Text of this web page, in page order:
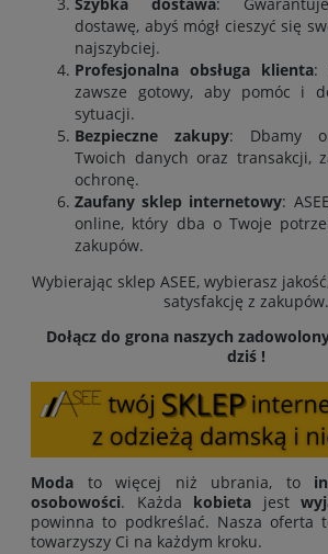
dostawę, abyś mógł cieszyć się
najszybciej.
Profesjonalna obsługa klienta:
zawsze gotowy, aby pomóc i
sytuacji.
Bezpieczne zakupy: Dbamy o
Twoich danych oraz transakcji,
ochronę.
Zaufany sklep internetowy:
online, który dba o Twoje
zakupów.
Wybierając sklep ASEE, wybierasz
satysfakcję z zakupów.
Dołącz do grona naszych
dziś !
Moda to więcej niż ubrania, to
osobowości. Każda kobieta jest
powinna to podkreślać. Nasza oferta
towarzyszy Ci na każdym kroku.